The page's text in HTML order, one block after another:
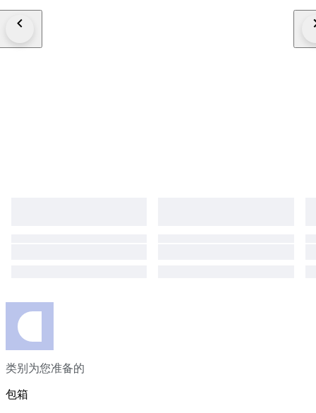
类别为您准备的
包箱